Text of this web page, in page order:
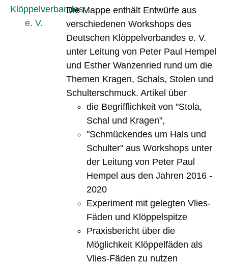
Die Mappe enthält Entwürfe aus
verschiedenen Workshops des
Deutschen Klöppelverbandes e. V.
unter Leitung von Peter Paul Hempel
und Esther Wanzenried rund um die
Themen Kragen, Schals, Stolen und
Schulterschmuck. Artikel über
die Begrifflichkeit von "Stola,
Schal und Kragen",
"Schmückendes um Hals und
Schulter" aus Workshops unter
der Leitung von Peter Paul
Hempel aus den Jahren 2016 -
2020
Experiment mit gelegten Vlies-
Fäden und Klöppelspitze
Praxisbericht über die
Möglichkeit Klöppelfäden als
Vlies-Fäden zu nutzen